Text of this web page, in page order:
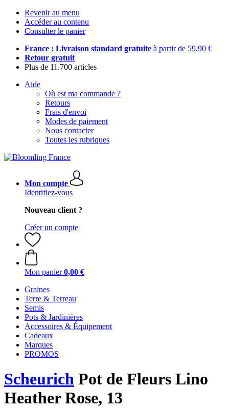
Revenir au menu
Accéder au contenu
Consulter le panier
France : Livraison standard gratuite à partir de 59,90 €
Retour gratuit
Plus de 11.700 articles
Aide
Où est ma commande ?
Retours
Frais d'envoi
Modes de paiement
Nous contacter
Toutes les rubriques
Mon compte
Identifiez-vous
Nouveau client ?
Créer un compte
Mon panier 0,00 €
Graines
Terre & Terreau
Semis
Pots & Jardinières
Accessoires & Équipement
Cadeaux
Marques
PROMOS
Scheurich Pot de Fleurs Lino
Heather Rose, 13